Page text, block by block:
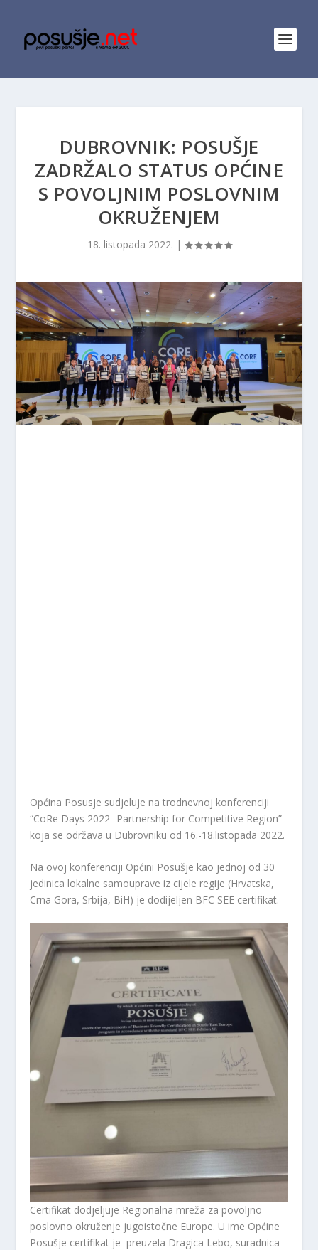
DUBROVNIK: POSUŠJE
ZADRŽALO STATUS OPĆINE
S POVOLJNIM POSLOVNIM
OKRUŽENJEM
18. listopada 2022. |
Općina Posusje sudjeluje na trodnevnoj konferenciji
“CoRe Days 2022- Partnership for Competitive Region”
koja se održava u Dubrovniku od 16.-18.listopada 2022.
Na ovoj konferenciji Općini Posušje kao jednoj od 30
jedinica lokalne samouprave iz cijele regije (Hrvatska,
Crna Gora, Srbija, BiH) je dodijeljen BFC SEE certifikat.
Certifikat dodjeljuje Regionalna mreža za povoljno
poslovno okruženje jugoistočne Europe. U ime Općine
Posušje certifikat je preuzela Dragica Lebo, suradnica